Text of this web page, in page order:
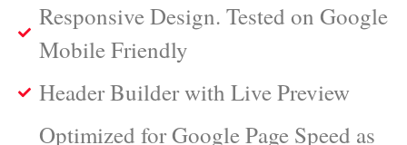
Responsive Design. Tested on Google
Mobile Friendly
Header Builder with Live Preview
Optimized for Google Page Speed as